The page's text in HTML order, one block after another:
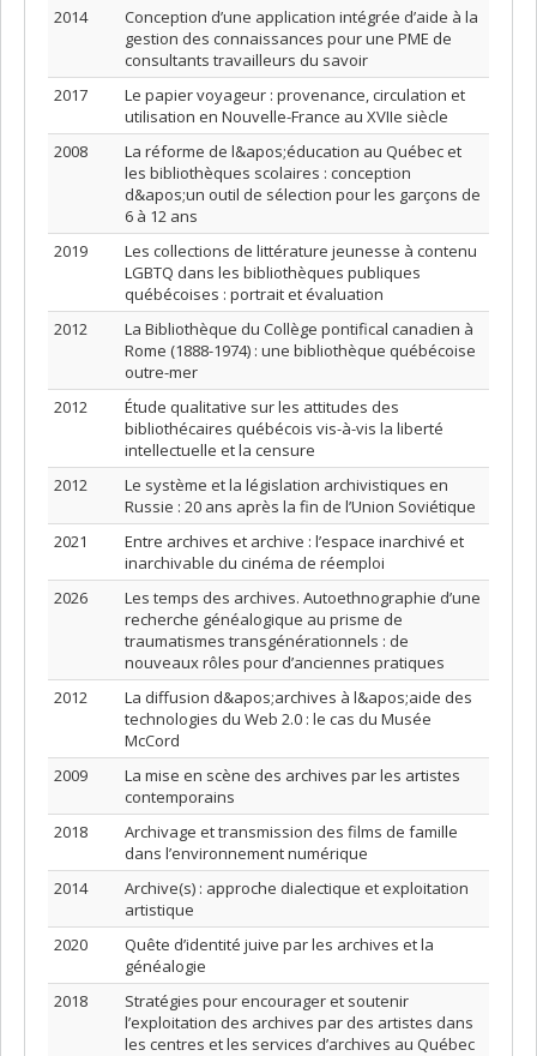
2014
Conception d’une application intégrée d’aide à la
gestion des connaissances pour une PME de
consultants travailleurs du savoir
2017
Le papier voyageur : provenance, circulation et
utilisation en Nouvelle-France au XVIIe siècle
2008
La réforme de l&apos;éducation au Québec et
les bibliothèques scolaires : conception
d&apos;un outil de sélection pour les garçons de
6 à 12 ans
2019
Les collections de littérature jeunesse à contenu
LGBTQ dans les bibliothèques publiques
québécoises : portrait et évaluation
2012
La Bibliothèque du Collège pontifical canadien à
Rome (1888-1974) : une bibliothèque québécoise
outre-mer
2012
Étude qualitative sur les attitudes des
bibliothécaires québécois vis-à-vis la liberté
intellectuelle et la censure
2012
Le système et la législation archivistiques en
Russie : 20 ans après la fin de l’Union Soviétique
2021
Entre archives et archive : l’espace inarchivé et
inarchivable du cinéma de réemploi
2026
Les temps des archives. Autoethnographie d’une
recherche généalogique au prisme de
traumatismes transgénérationnels : de
nouveaux rôles pour d’anciennes pratiques
2012
La diffusion d&apos;archives à l&apos;aide des
technologies du Web 2.0 : le cas du Musée
McCord
2009
La mise en scène des archives par les artistes
contemporains
2018
Archivage et transmission des films de famille
dans l’environnement numérique
2014
Archive(s) : approche dialectique et exploitation
artistique
2020
Quête d’identité juive par les archives et la
généalogie
2018
Stratégies pour encourager et soutenir
l’exploitation des archives par des artistes dans
les centres et les services d’archives au Québec